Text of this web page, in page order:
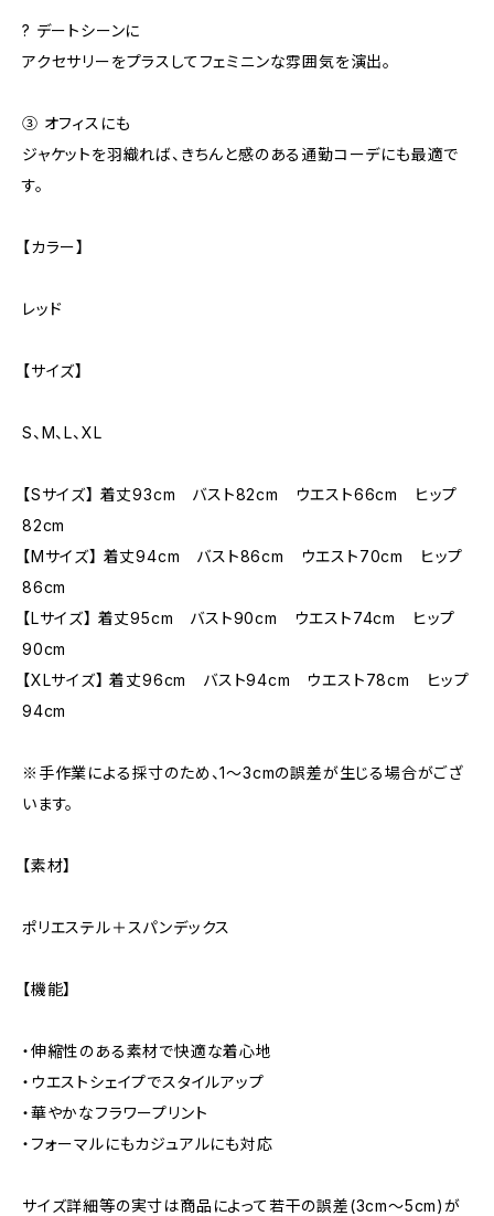
? デートシーンに
アクセサリーをプラスしてフェミニンな雰囲気を演出。
③ オフィスにも
ジャケットを羽織れば、きちんと感のある通勤コーデにも最適で
す。
【カラー】
レッド
【サイズ】
S、M、L、XL
【Sサイズ】 着丈93cm バスト82cm ウエスト66cm ヒップ
82cm
【Mサイズ】 着丈94cm バスト86cm ウエスト70cm ヒップ
86cm
【Lサイズ】 着丈95cm バスト90cm ウエスト74cm ヒップ
90cm
【XLサイズ】 着丈96cm バスト94cm ウエスト78cm ヒップ
94cm
※手作業による採寸のため、1〜3cmの誤差が生じる場合がござ
います。
【素材】
ポリエステル＋スパンデックス
【機能】
・伸縮性のある素材で快適な着心地
・ウエストシェイプでスタイルアップ
・華やかなフラワープリント
・フォーマルにもカジュアルにも対応
サイズ詳細等の実寸は商品によって若干の誤差(3cm〜5cm)が